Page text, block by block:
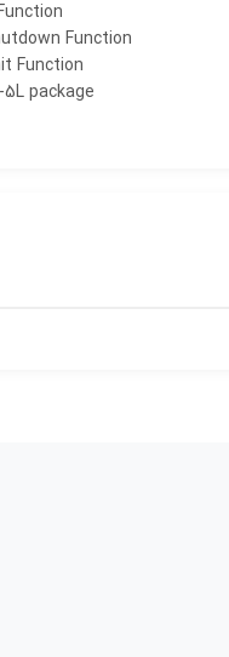
Function
Function
package